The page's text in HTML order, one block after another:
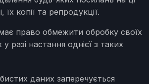
їх копії та репродукції.
право обмежити обробку своїх
разі настання однієї з таких
даних заперечується